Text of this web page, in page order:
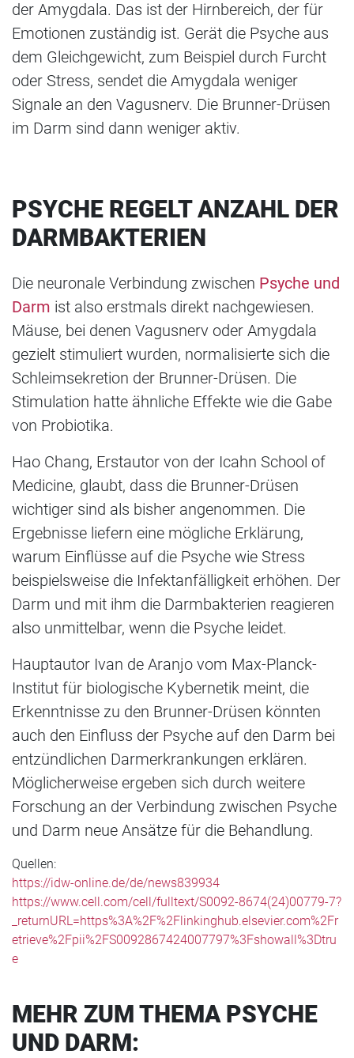
der Amygdala. Das ist der Hirnbereich, der für
Emotionen zuständig ist. Gerät die Psyche aus
dem Gleichgewicht, zum Beispiel durch Furcht
oder Stress, sendet die Amygdala weniger
Signale an den Vagusnerv. Die Brunner-Drüsen
im Darm sind dann weniger aktiv.
PSYCHE REGELT ANZAHL DER
DARMBAKTERIEN
Die neuronale Verbindung zwischen Psyche und
Darm ist also erstmals direkt nachgewiesen.
Mäuse, bei denen Vagusnerv oder Amygdala
gezielt stimuliert wurden, normalisierte sich die
Schleimsekretion der Brunner-Drüsen. Die
Stimulation hatte ähnliche Effekte wie die Gabe
von Probiotika.
Hao Chang, Erstautor von der Icahn School of
Medicine, glaubt, dass die Brunner-Drüsen
wichtiger sind als bisher angenommen. Die
Ergebnisse liefern eine mögliche Erklärung,
warum Einflüsse auf die Psyche wie Stress
beispielsweise die Infektanfälligkeit erhöhen. Der
Darm und mit ihm die Darmbakterien reagieren
also unmittelbar, wenn die Psyche leidet.
Hauptautor Ivan de Aranjo vom Max-Planck-
Institut für biologische Kybernetik meint, die
Erkenntnisse zu den Brunner-Drüsen könnten
auch den Einfluss der Psyche auf den Darm bei
entzündlichen Darmerkrankungen erklären.
Möglicherweise ergeben sich durch weitere
Forschung an der Verbindung zwischen Psyche
und Darm neue Ansätze für die Behandlung.
Quellen:
https://idw-online.de/de/news839934
https://www.cell.com/cell/fulltext/S0092-8674(24)00779-7?
_returnURL=https%3A%2F%2Flinkinghub.elsevier.com%2Fr
etrieve%2Fpii%2FS0092867424007797%3Fshowall%3Dtru
e
MEHR ZUM THEMA PSYCHE
UND DARM: